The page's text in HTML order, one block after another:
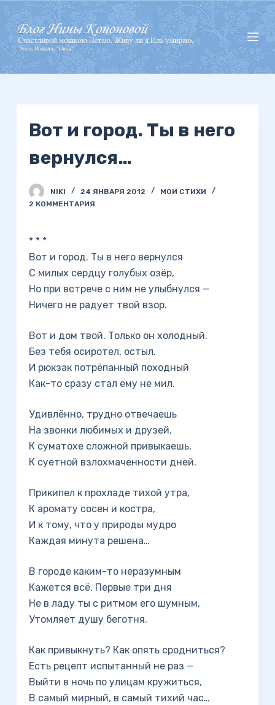
П
е
р
е
й
Вот и город. Ты в него
вернулся…
NIKI 24 ЯНВАРЯ 2012
МОИ СТИХИ
2 КОММЕНТАРИЯ
* * *
Вот и город. Ты в него вернулся
С милых сердцу голубых озёр,
Но при встрече с ним не улыбнулся —
Ничего не радует твой взор.
Вот и дом твой. Только он холодный.
Без тебя осиротел, остыл.
И рюкзак потрёпанный походный
Как-то сразу стал ему не мил.
Удивлённо, трудно отвечаешь
На звонки любимых и друзей,
К суматохе сложной привыкаешь,
К суетной взлохмаченности дней.
Прикипел к прохладе тихой утра,
К аромату сосен и костра,
И к тому, что у природы мудро
Каждая минута решена…
В городе каким-то неразумным
Кажется всё. Первые три дня
Не в ладу ты с ритмом его шумным,
Утомляет душу беготня.
Как привыкнуть? Как опять сродниться?
Есть рецепт испытанный не раз —
Выйти в ночь по улицам кружиться,
В самый мирный, в самый тихий час…